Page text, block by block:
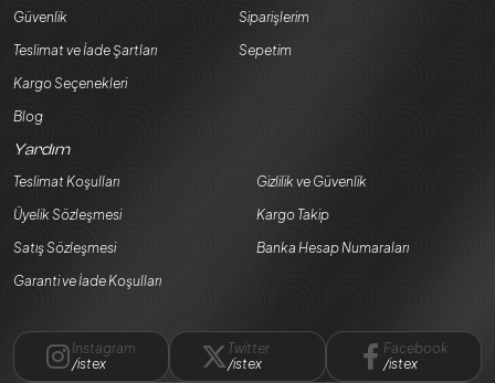
Güvenlik
Teslimat ve İade Şartları
Kargo Seçenekleri
Blog
Siparişlerim
Sepetim
Yardım
Teslimat Koşulları
Üyelik Sözleşmesi
Satış Sözleşmesi
Garanti ve İade Koşulları
Gizlilik ve Güvenlik
Kargo Takip
Banka Hesap Numaraları
Instagram
/istex
Twitter
/istex
Facebook
/istex